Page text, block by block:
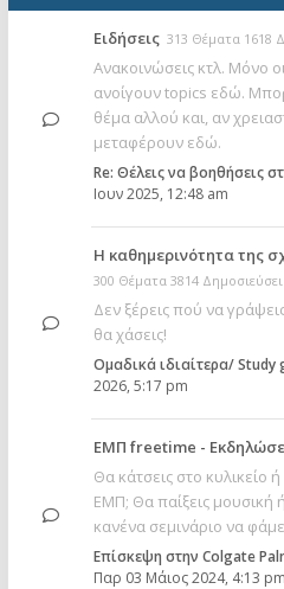
Ειδήσεις 313 Θέματα 1618
Ανακοινώσεις κτλ. Μόνο
ανοίγουν topics εδώ.
θέμα αλλού και, αν
μεταφέρουν εδώ.
Re: Θέλεις να βοηθήσεις
Ιουν 2025, 12:48 am
Η καθημερινότητα της
300 Θέματα 3814
Δεν ξέρεις πού να
θα χάσεις!
Ομαδικά ιδιαίτερα/ Study
2026, 5:17 pm
ΕΜΠ freetime -
Θα κάτσεις στο κυλικείο
ΕΜΠ; Θα παίξεις μουσική
κανένα σεμινάριο να
Επίσκεψη στην Colgate
Παρ 03 Μάιος 2024, 4:13 pm